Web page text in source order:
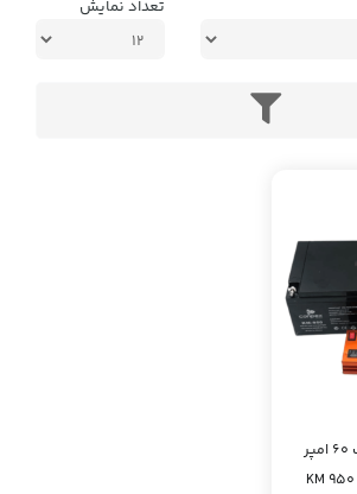
تعداد نمایش
جامپ استارتر و پاوربانک 60 امپر